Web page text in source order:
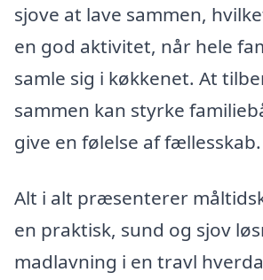
sjove at lave sammen,
en god aktivitet, når hele
samle sig i køkkenet. At
sammen kan styrke
give en følelse af fællesskab.
Alt i alt præsenterer
en praktisk, sund og sjov
madlavning i en travl